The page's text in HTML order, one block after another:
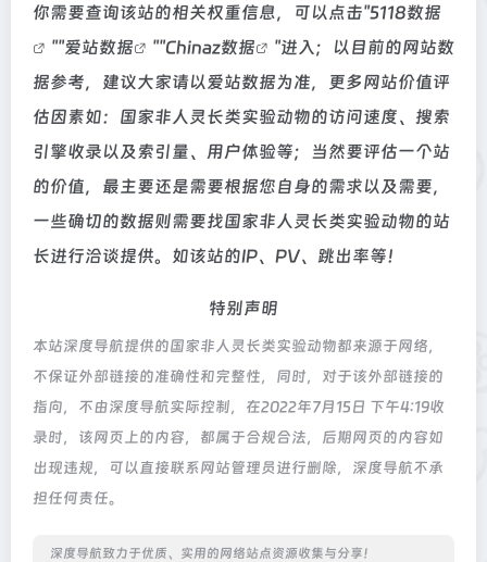
你需要查询该站的相关权重信息，可以点击"5118数据
""爱站数据 ""Chinaz数据
"进入；以目前的网站数
据参考，建议大家请以爱站数据为准，更多网站价值评
估因素如：国家非人灵长类实验动物的访问速度、搜索
引擎收录以及索引量、用户体验等；当然要评估一个站
的价值，最主要还是需要根据您自身的需求以及需要，
一些确切的数据则需要找国家非人灵长类实验动物的站
长进行洽谈提供。如该站的IP、PV、跳出率等！
特别声明
本站深度导航提供的国家非人灵长类实验动物都来源于网络，
不保证外部链接的准确性和完整性，同时，对于该外部链接的
指向，不由深度导航实际控制，在2022年7月15日 下午4:19收
录时，该网页上的内容，都属于合规合法，后期网页的内容如
出现违规，可以直接联系网站管理员进行删除，深度导航不承
担任何责任。
深度导航致力于优质、实用的网络站点资源收集与分享！